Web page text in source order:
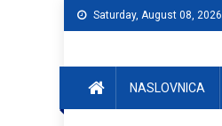
Saturday, August 08, 2026
NASLOVNICA